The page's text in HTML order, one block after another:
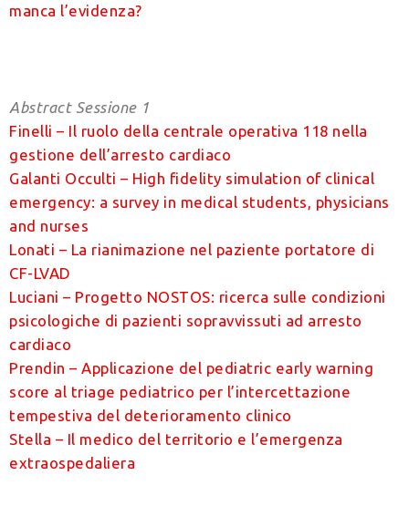
manca l’evidenza?
Abstract Sessione 1
Finelli – Il ruolo della centrale operativa 118 nella
gestione dell’arresto cardiaco
Galanti Occulti – High fidelity simulation of clinical
emergency: a survey in medical students, physicians
and nurses
Lonati – La rianimazione nel paziente portatore di
CF-LVAD
Luciani – Progetto NOSTOS: ricerca sulle condizioni
psicologiche di pazienti sopravvissuti ad arresto
cardiaco
Prendin – Applicazione del pediatric early warning
score al triage pediatrico per l’intercettazione
tempestiva del deterioramento clinico
Stella – Il medico del territorio e l’emergenza
extraospedaliera